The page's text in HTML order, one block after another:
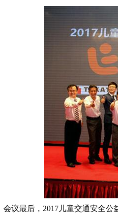
会议最后，2017儿童交通安全公